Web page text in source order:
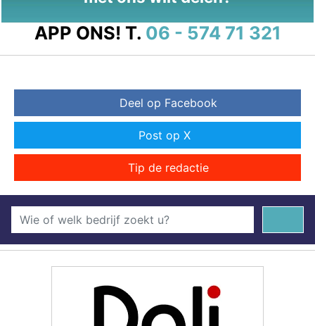
APP ONS! T. 06 - 574 71 321
Deel op Facebook
Post op X
Tip de redactie